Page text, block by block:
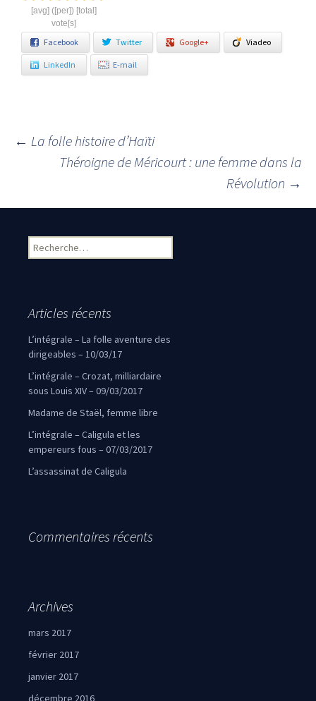
[avg] ([per]) [total]
vote[s]
Facebook Twitter Google+ Viadeo
LinkedIn E-mail
Navigation des articles
← La folle histoire d’Haïti
Théroigne de Méricourt : une femme dans la
Révolution →
Rechercher :
Articles récents
L’intégrale – La folle aventure des
dirigeables – 10/03/17
L’intégrale – Crozat, milliardaire
sous Louis XIV – 09/03/2017
Madame de Staël, femme libre
L’intégrale – Caligula et les
empereurs fous – 07/03/2017
L’assassinat de Caligula
Commentaires récents
Archives
mars 2017
février 2017
janvier 2017
décembre 2016